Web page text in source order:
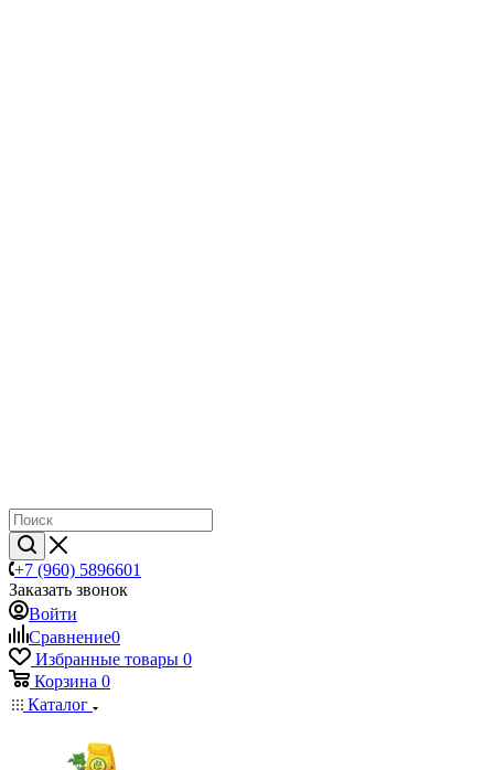
+7 (960) 5896601
Заказать звонок
Войти
Сравнение0
Избранные товары 0
Корзина 0
Каталог